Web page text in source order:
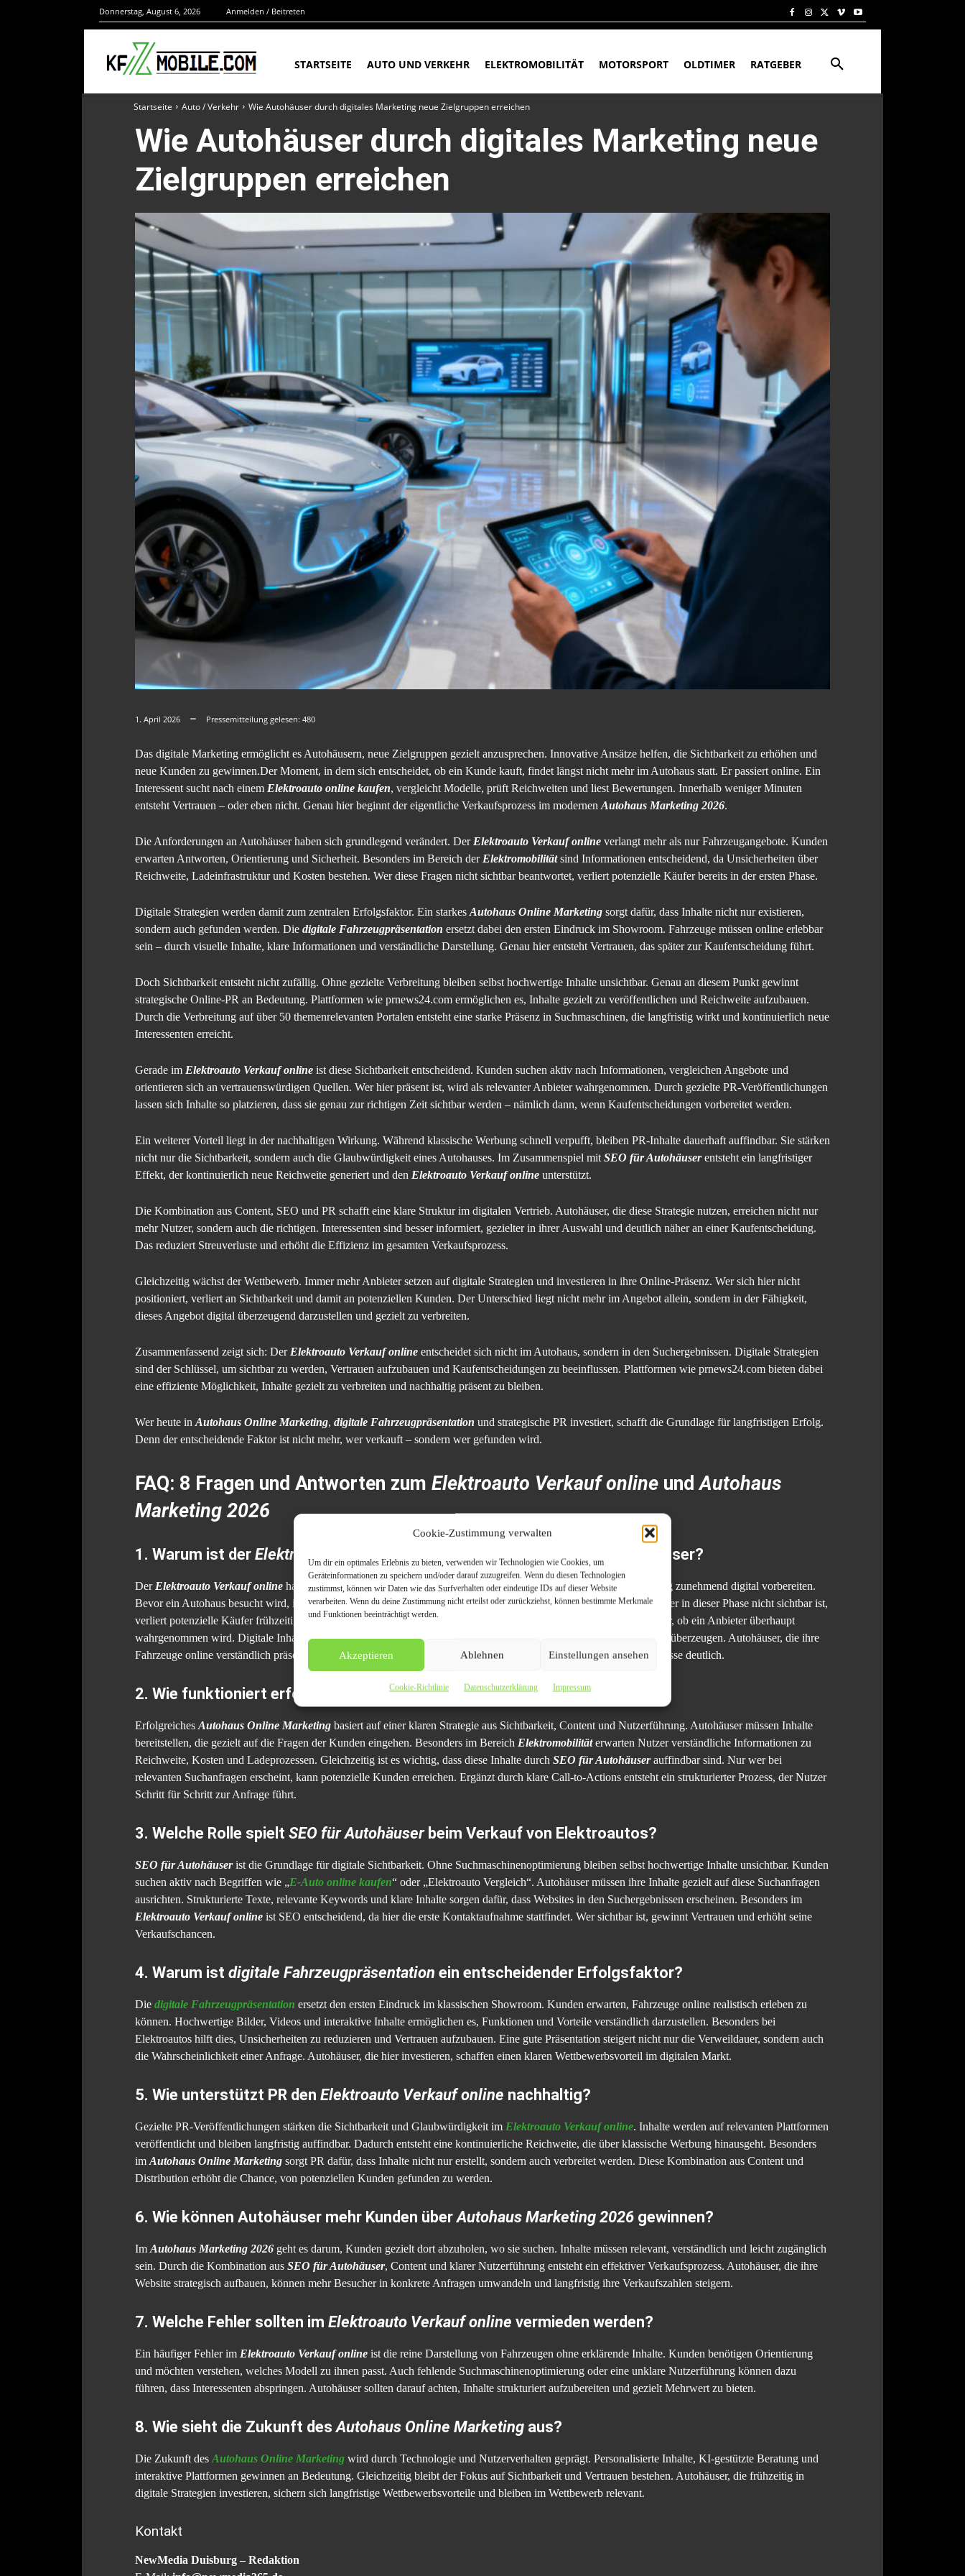
Cookie-Zustimmung verwalten
Um dir ein optimales Erlebnis zu bieten, verwenden wir Technologien wie Cookies, um
Geräteinformationen zu speichern und/oder darauf zuzugreifen. Wenn du diesen Technologien
zustimmst, können wir Daten wie das Surfverhalten oder eindeutige IDs auf dieser Website
verarbeiten. Wenn du deine Zustimmung nicht erteilst oder zurückziehst, können bestimmte Merkmale
und Funktionen beeinträchtigt werden.
Akzeptieren Ablehnen Einstellungen ansehen
Cookie-Richtlinie Datenschutzerklärung Impressum
Donnerstag, August 6, 2026 Anmelden / Beitreten
STARTSEITE AUTO UND VERKEHR ELEKTROMOBILITÄT MOTORSPORT OLDTIMER RATGEBER
Startseite Auto / Verkehr Wie Autohäuser durch digitales Marketing neue Zielgruppen erreichen
Wie Autohäuser durch digitales Marketing neue
Zielgruppen erreichen
1. April 2026 Pressemitteilung gelesen: 480
Das digitale Marketing ermöglicht es Autohäusern, neue Zielgruppen gezielt anzusprechen. Innovative Ansätze helfen, die Sichtbarkeit zu erhöhen und
neue Kunden zu gewinnen.Der Moment, in dem sich entscheidet, ob ein Kunde kauft, findet längst nicht mehr im Autohaus statt. Er passiert online. Ein
Interessent sucht nach einem Elektroauto online kaufen, vergleicht Modelle, prüft Reichweiten und liest Bewertungen. Innerhalb weniger Minuten
entsteht Vertrauen – oder eben nicht. Genau hier beginnt der eigentliche Verkaufsprozess im modernen Autohaus Marketing 2026.
Die Anforderungen an Autohäuser haben sich grundlegend verändert. Der Elektroauto Verkauf online verlangt mehr als nur Fahrzeugangebote. Kunden
erwarten Antworten, Orientierung und Sicherheit. Besonders im Bereich der Elektromobilitätsind Informationen entscheidend, da Unsicherheiten über
Reichweite, Ladeinfrastruktur und Kosten bestehen. Wer diese Fragen nicht sichtbar beantwortet, verliert potenzielle Käufer bereits in der ersten Phase.
Digitale Strategien werden damit zum zentralen Erfolgsfaktor. Ein starkes Autohaus Online Marketing sorgt dafür, dass Inhalte nicht nur existieren,
sondern auch gefunden werden. Die digitale Fahrzeugpräsentation ersetzt dabei den ersten Eindruck im Showroom. Fahrzeuge müssen online erlebbar
sein – durch visuelle Inhalte, klare Informationen und verständliche Darstellung. Genau hier entsteht Vertrauen, das später zur Kaufentscheidung führt.
Doch Sichtbarkeit entsteht nicht zufällig. Ohne gezielte Verbreitung bleiben selbst hochwertige Inhalte unsichtbar. Genau an diesem Punkt gewinnt
strategische Online-PR an Bedeutung. Plattformen wie prnews24.com ermöglichen es, Inhalte gezielt zu veröffentlichen und Reichweite aufzubauen.
Durch die Verbreitung auf über 50 themenrelevanten Portalen entsteht eine starke Präsenz in Suchmaschinen, die langfristig wirkt und kontinuierlich neue
Interessenten erreicht.
Gerade im Elektroauto Verkauf online ist diese Sichtbarkeit entscheidend. Kunden suchen aktiv nach Informationen, vergleichen Angebote und
orientieren sich an vertrauenswürdigen Quellen. Wer hier präsent ist, wird als relevanter Anbieter wahrgenommen. Durch gezielte PR-Veröffentlichungen
lassen sich Inhalte so platzieren, dass sie genau zur richtigen Zeit sichtbar werden – nämlich dann, wenn Kaufentscheidungen vorbereitet werden.
Ein weiterer Vorteil liegt in der nachhaltigen Wirkung. Während klassische Werbung schnell verpufft, bleiben PR-Inhalte dauerhaft auffindbar. Sie stärken
nicht nur die Sichtbarkeit, sondern auch die Glaubwürdigkeit eines Autohauses. Im Zusammenspiel mit SEO für Autohäuserentsteht ein langfristiger
Effekt, der kontinuierlich neue Reichweite generiert und den Elektroauto Verkauf online unterstützt.
Die Kombination aus Content, SEO und PR schafft eine klare Struktur im digitalen Vertrieb. Autohäuser, die diese Strategie nutzen, erreichen nicht nur
mehr Nutzer, sondern auch die richtigen. Interessenten sind besser informiert, gezielter in ihrer Auswahl und deutlich näher an einer Kaufentscheidung.
Das reduziert Streuverluste und erhöht die Effizienz im gesamten Verkaufsprozess.
Gleichzeitig wächst der Wettbewerb. Immer mehr Anbieter setzen auf digitale Strategien und investieren in ihre Online-Präsenz. Wer sich hier nicht
positioniert, verliert an Sichtbarkeit und damit an potenziellen Kunden. Der Unterschied liegt nicht mehr im Angebot allein, sondern in der Fähigkeit,
dieses Angebot digital überzeugend darzustellen und gezielt zu verbreiten.
Zusammenfassend zeigt sich: Der Elektroauto Verkauf online entscheidet sich nicht im Autohaus, sondern in den Suchergebnissen. Digitale Strategien
sind der Schlüssel, um sichtbar zu werden, Vertrauen aufzubauen und Kaufentscheidungen zu beeinflussen. Plattformen wie prnews24.com bieten dabei
eine effiziente Möglichkeit, Inhalte gezielt zu verbreiten und nachhaltig präsent zu bleiben.
Wer heute in Autohaus Online Marketing, digitale Fahrzeugpräsentation und strategische PR investiert, schafft die Grundlage für langfristigen Erfolg.
Denn der entscheidende Faktor ist nicht mehr, wer verkauft – sondern wer gefunden wird.
FAQ: 8 Fragen und Antworten zum Elektroauto Verkauf online undAutohaus
Marketing 2026
1. Warum ist der Elektroauto Verkauf online heute entscheidend für Autohäuser?
Der Elektroauto Verkauf online hat sich zur zentralen Verkaufsstrategie entwickelt, da Kunden ihre Kaufentscheidung zunehmend digital vorbereiten.
Bevor ein Autohaus besucht wird, informieren sich Interessenten umfassend über Modelle, Preise und Reichweiten. Wer in dieser Phase nicht sichtbar ist,
verliert potenzielle Käufer frühzeitig. Besonders imAutohaus Marketing 2026
entscheidet die Online-Präsenz darüber, ob ein Anbieter überhaupt
wahrgenommen wird. Digitale Inhalte ersetzen das erste Verkaufsgespräch und müssen daher Vertrauen aufbauen und überzeugen. Autohäuser, die ihre
Fahrzeuge online verständlich präsentieren, erhöhen ihre Chancen auf qualifizierte Anfragen und erfolgreiche Abschlüsse deutlich.
2. Wie funktioniert erfolgreiches Autohaus Online Marketingim Jahr 2026?
Erfolgreiches Autohaus Online Marketing basiert auf einer klaren Strategie aus Sichtbarkeit, Content und Nutzerführung. Autohäuser müssen Inhalte
bereitstellen, die gezielt auf die Fragen der Kunden eingehen. Besonders im Bereich Elektromobilitäterwarten Nutzer verständliche Informationen zu
Reichweite, Kosten und Ladeprozessen. Gleichzeitig ist es wichtig, dass diese Inhalte durch SEO für Autohäuserauffindbar sind. Nur wer bei
relevanten Suchanfragen erscheint, kann potenzielle Kunden erreichen. Ergänzt durch klare Call-to-Actions entsteht ein strukturierter Prozess, der Nutzer
Schritt für Schritt zur Anfrage führt.
3. Welche Rolle spielt SEO für Autohäuserbeim Verkauf von Elektroautos?
SEO für Autohäuserist die Grundlage für digitale Sichtbarkeit. Ohne Suchmaschinenoptimierung bleiben selbst hochwertige Inhalte unsichtbar. Kunden
suchen aktiv nach Begriffen wie „E-Auto online kaufen“ oder „Elektroauto Vergleich“. Autohäuser müssen ihre Inhalte gezielt auf diese Suchanfragen
ausrichten. Strukturierte Texte, relevante Keywords und klare Inhalte sorgen dafür, dass Websites in den Suchergebnissen erscheinen. Besonders im
Elektroauto Verkauf online ist SEO entscheidend, da hier die erste Kontaktaufnahme stattfindet. Wer sichtbar ist, gewinnt Vertrauen und erhöht seine
Verkaufschancen.
4. Warum ist digitale Fahrzeugpräsentation ein entscheidender Erfolgsfaktor?
Die digitale Fahrzeugpräsentation ersetzt den ersten Eindruck im klassischen Showroom. Kunden erwarten, Fahrzeuge online realistisch erleben zu
können. Hochwertige Bilder, Videos und interaktive Inhalte ermöglichen es, Funktionen und Vorteile verständlich darzustellen. Besonders bei
Elektroautos hilft dies, Unsicherheiten zu reduzieren und Vertrauen aufzubauen. Eine gute Präsentation steigert nicht nur die Verweildauer, sondern auch
die Wahrscheinlichkeit einer Anfrage. Autohäuser, die hier investieren, schaffen einen klaren Wettbewerbsvorteil im digitalen Markt.
5. Wie unterstützt PR den Elektroauto Verkauf online nachhaltig?
Gezielte PR-Veröffentlichungen stärken die Sichtbarkeit und Glaubwürdigkeit im Elektroauto Verkauf online. Inhalte werden auf relevanten Plattformen
veröffentlicht und bleiben langfristig auffindbar. Dadurch entsteht eine kontinuierliche Reichweite, die über klassische Werbung hinausgeht. Besonders
im Autohaus Online Marketing sorgt PR dafür, dass Inhalte nicht nur erstellt, sondern auch verbreitet werden. Diese Kombination aus Content und
Distribution erhöht die Chance, von potenziellen Kunden gefunden zu werden.
6. Wie können Autohäuser mehr Kunden überAutohaus Marketing 2026 gewinnen?
Im Autohaus Marketing 2026 geht es darum, Kunden gezielt dort abzuholen, wo sie suchen. Inhalte müssen relevant, verständlich und leicht zugänglich
sein. Durch die Kombination aus SEO für Autohäuser, Content und klarer Nutzerführung entsteht ein effektiver Verkaufsprozess. Autohäuser, die ihre
Website strategisch aufbauen, können mehr Besucher in konkrete Anfragen umwandeln und langfristig ihre Verkaufszahlen steigern.
7. Welche Fehler sollten im Elektroauto Verkauf online vermieden werden?
Ein häufiger Fehler im Elektroauto Verkauf online ist die reine Darstellung von Fahrzeugen ohne erklärende Inhalte. Kunden benötigen Orientierung
und möchten verstehen, welches Modell zu ihnen passt. Auch fehlende Suchmaschinenoptimierung oder eine unklare Nutzerführung können dazu
führen, dass Interessenten abspringen. Autohäuser sollten darauf achten, Inhalte strukturiert aufzubereiten und gezielt Mehrwert zu bieten.
8. Wie sieht die Zukunft desAutohaus Online Marketing aus?
Die Zukunft des Autohaus Online Marketing wird durch Technologie und Nutzerverhalten geprägt. Personalisierte Inhalte, KI-gestützte Beratung und
interaktive Plattformen gewinnen an Bedeutung. Gleichzeitig bleibt der Fokus auf Sichtbarkeit und Vertrauen bestehen. Autohäuser, die frühzeitig in
digitale Strategien investieren, sichern sich langfristige Wettbewerbsvorteile und bleiben im Wettbewerb relevant.
Kontakt
NewMedia Duisburg – Redaktion